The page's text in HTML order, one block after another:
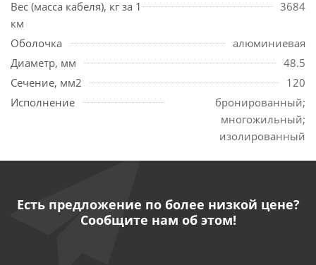
Вес (масса кабеля), кг за 1
км
3684
Оболочка
алюминиевая
Диаметр, мм
48.5
Сечение, мм2
120
Исполнение
бронированный;
многожильный;
изолированный
Есть предложение по более низкой цене?
Сообщите нам об этом!